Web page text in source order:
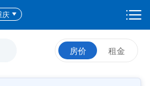
庆
房价 租金